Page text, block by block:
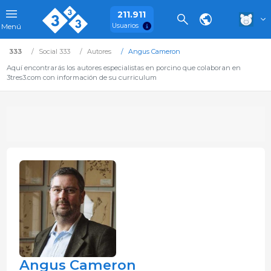
Menú
211.911
Usuarios
333 Social 333 Autores
Angus Cameron
Aquí encontrarás los autores especialistas en porcino que colaboran en
3tres3.com con información de su curriculum
Angus Cameron